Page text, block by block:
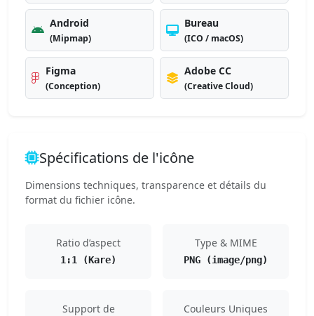
Android
(Mipmap)
Bureau
(ICO / macOS)
Figma
(Conception)
Adobe CC
(Creative Cloud)
Spécifications de l'icône
Dimensions techniques, transparence et détails du
format du fichier icône.
Ratio d’aspect
1:1 (Kare)
Type & MIME
PNG (image/png)
Support de
Couleurs Uniques